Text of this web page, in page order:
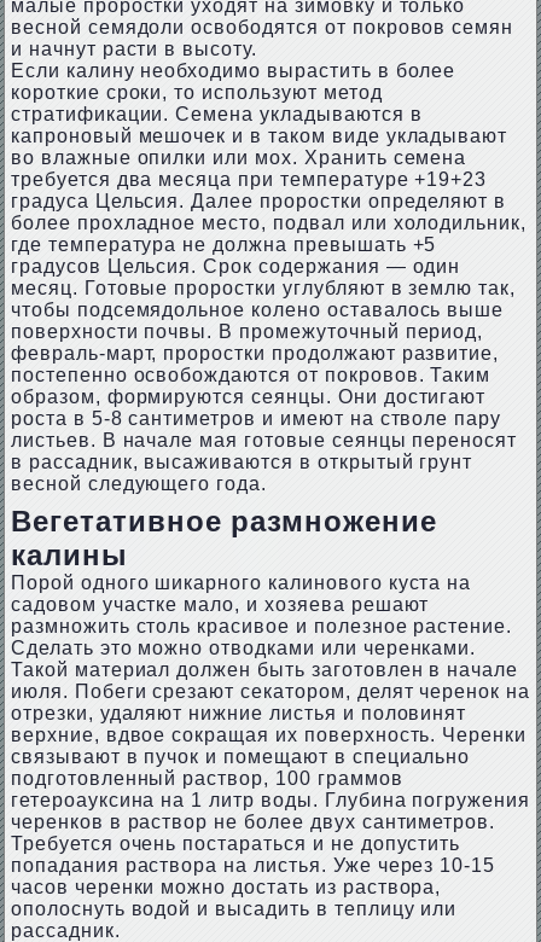
малые проростки уходят на зимовку и только
весной семядоли освободятся от покровов семян
и начнут расти в высоту.
Если калину необходимо вырастить в более
короткие сроки, то используют метод
стратификации. Семена укладываются в
капроновый мешочек и в таком виде укладывают
во влажные опилки или мох. Хранить семена
требуется два месяца при температуре +19+23
градуса Цельсия. Далее проростки определяют в
более прохладное место, подвал или холодильник,
где температура не должна превышать +5
градусов Цельсия. Срок содержания — один
месяц. Готовые проростки углубляют в землю так,
чтобы подсемядольное колено оставалось выше
поверхности почвы. В промежуточный период,
февраль-март, проростки продолжают развитие,
постепенно освобождаются от покровов. Таким
образом, формируются сеянцы. Они достигают
роста в 5-8 сантиметров и имеют на стволе пару
листьев. В начале мая готовые сеянцы переносят
в рассадник, высаживаются в открытый грунт
весной следующего года.
Вегетативное размножение
калины
Порой одного шикарного калинового куста на
садовом участке мало, и хозяева решают
размножить столь красивое и полезное растение.
Сделать это можно отводками или черенками.
Такой материал должен быть заготовлен в начале
июля. Побеги срезают секатором, делят черенок на
отрезки, удаляют нижние листья и половинят
верхние, вдвое сокращая их поверхность. Черенки
связывают в пучок и помещают в специально
подготовленный раствор, 100 граммов
гетероауксина на 1 литр воды. Глубина погружения
черенков в раствор не более двух сантиметров.
Требуется очень постараться и не допустить
попадания раствора на листья. Уже через 10-15
часов черенки можно достать из раствора,
ополоснуть водой и высадить в теплицу или
рассадник.